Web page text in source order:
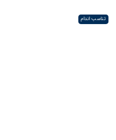
تناسب اندام